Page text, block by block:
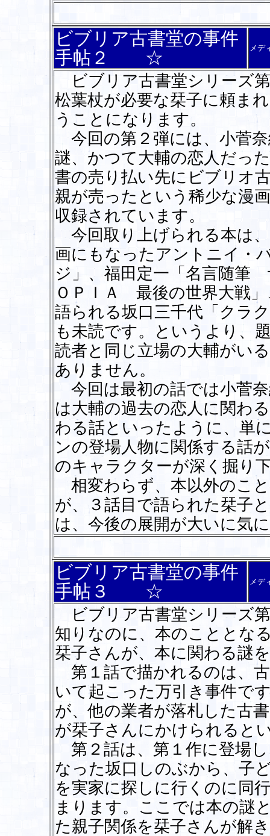
ビブリア古書堂の事件
手帖２ ☆
メデ
ビブリア古書堂シリーズ
松葉杖が必要な栞子に頼ま
うことになります。
今回の第２弾には、小菅
謎、かつて大輔の恋人だっ
書の売り払い先にビブリオ
親が売ったという稀少な漫
収録されています。
今回取り上げられる本は
画にもなったアントニイ・
ジ」、福田定一「名言随筆
ＯＰＩＡ 最後の世界大戦
語られる坂口三千代「クラ
も未読です。というより、
読者と同じ立場の大輔がい
ありません。
今回は最初の話では小菅
は大輔の過去の恋人に関わ
わる話といったように、単
ンの登場人物に関係する話
のキャラクターが深く掘り
相変わらず、本以外のこ
が、３話目で語られた栞子
は、今後の展開が大いに気
ビブリア古書堂の事件
手帖３ ☆
メデ
ビブリア古書堂シリーズ
知りなのに、本のこととな
栞子さんが、本に関わる謎
第１話で描かれるのは、
いて起こった万引き事件で
が、他の業者が落札した古
が栞子さんにかけられると
第２話は、第１作に登場
なった坂口しのぶから、子
を実家に探しに行くのに同
まります。ここでは本の謎
た親子関係を栞子さんが解